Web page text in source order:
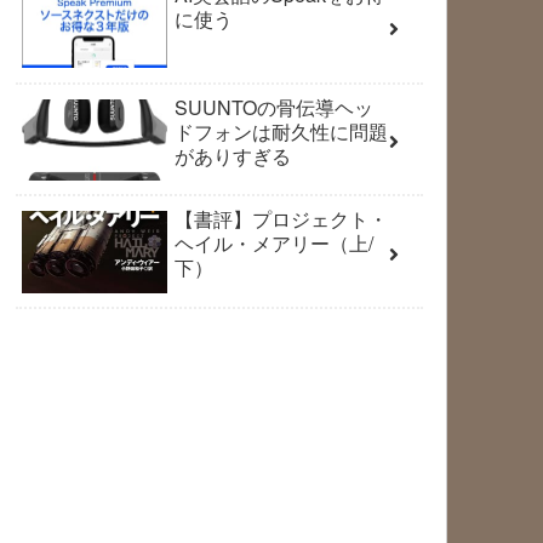
に使う
SUUNTOの骨伝導ヘッ
ドフォンは耐久性に問題
がありすぎる
【書評】プロジェクト・
ヘイル・メアリー（上/
下）